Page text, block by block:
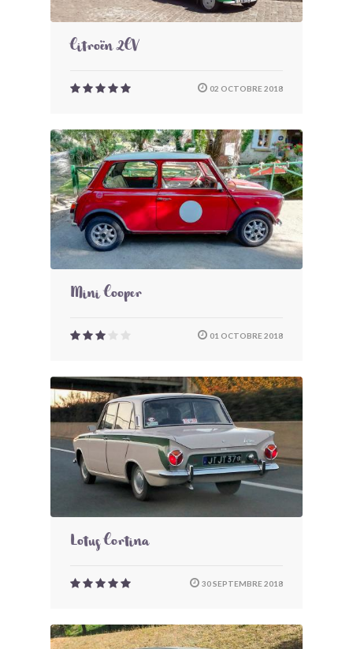
Citroën 2CV
02 OCTOBRE 2018
Mini Cooper
01 OCTOBRE 2018
Lotus Cortina
30 SEPTEMBRE 2018